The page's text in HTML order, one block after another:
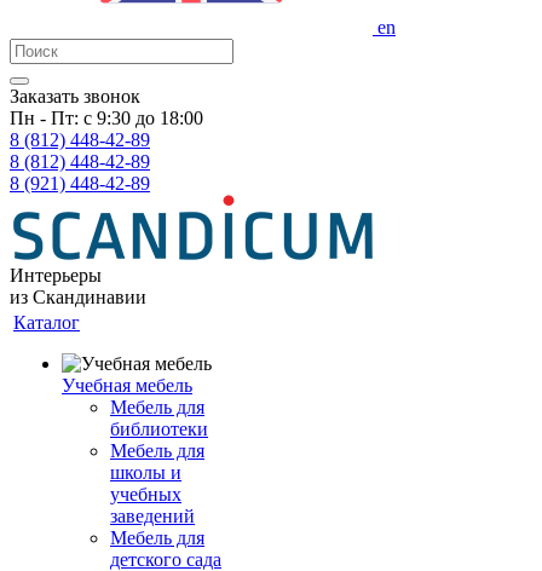
en
Заказать звонок
Пн - Пт: с 9:30 до 18:00
8 (812) 448-42-89
8 (812) 448-42-89
8 (921) 448-42-89
Интерьеры
из Скандинавии
Каталог
Учебная мебель
Мебель для
библиотеки
Мебель для
школы и
учебных
заведений
Мебель для
детского сада